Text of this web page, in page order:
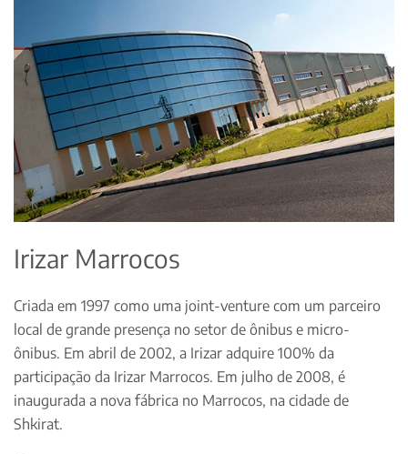
Irizar Marrocos
Criada em 1997 como uma joint-venture com um parceiro
local de grande presença no setor de ônibus e micro-
ônibus. Em abril de 2002, a Irizar adquire 100% da
participação da Irizar Marrocos. Em julho de 2008, é
inaugurada a nova fábrica no Marrocos, na cidade de
Shkirat.